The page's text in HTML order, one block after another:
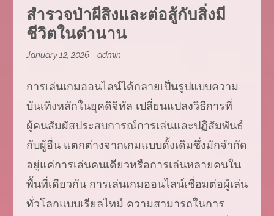
สำรวจป่าผีสิงและต่อสู้กับสิ่งมี
ชีวิตในตำนาน
January 12, 2026 admin
การเล่นเกมออนไลน์ได้กลายเป็นรูปแบบความ
บันเทิงหลักในยุคดิจิทัล เปลี่ยนแปลงวิธีการที่
ผู้คนสัมผัสประสบการณ์การเล่นและปฏิสัมพันธ์
กับผู้อื่น แตกต่างจากเกมแบบดั้งเดิมซึ่งมักจำกัด
อยู่แค่การเล่นคนเดียวหรือการเล่นหลายคนใน
พื้นที่เดียวกัน การเล่นเกมออนไลน์เชื่อมต่อผู้เล่น
ทั่วโลกแบบเรียลไทม์ ความสามารถในการ